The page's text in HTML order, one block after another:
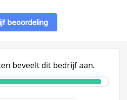
beoordeling
beveelt dit bedrijf aan.